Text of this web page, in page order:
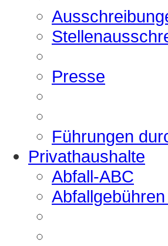
Presse
Führungen
Privathaushalte
Abfall-ABC